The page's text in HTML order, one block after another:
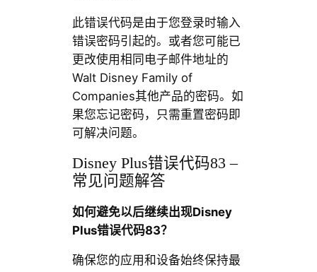
此错误代码是由于您登录时输入
错误密码引起的。或者您可能已
更改使用相同电子邮件地址的
Walt Disney Family of
Companies其他产品的密码。如
果您忘记密码，只需重置密码即
可解决问题。
Disney Plus错误代码83 –
常见问题解答
如何避免以后继续出现Disney
Plus错误代码83？
确保您的应用和设备始终保持最